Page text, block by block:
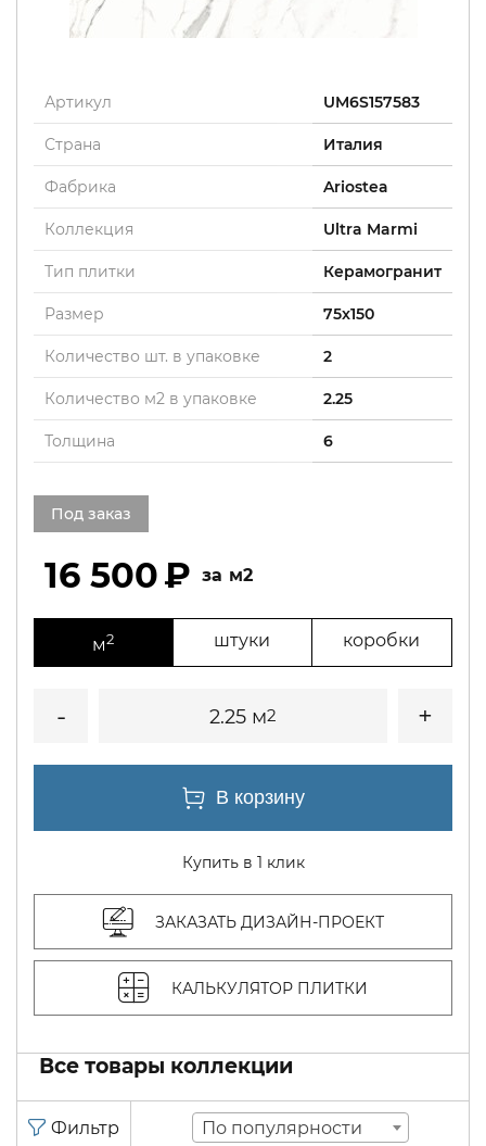
Артикул UM6S157583
Страна Италия
Фабрика Ariostea
Коллекция Ultra Marmi
Тип плитки Керамогранит
Размер 75x150
Количество шт. в упаковке 2
Количество м2 в упаковке 2.25
Толщина 6
Под заказ
16 500 м2
м2 штуки коробки
2.25 м2
Купить в 1 клик
ЗАКАЗАТЬ ДИЗАЙН-ПРОЕКТ
КАЛЬКУЛЯТОР ПЛИТКИ
Все товары коллекции
По популярности